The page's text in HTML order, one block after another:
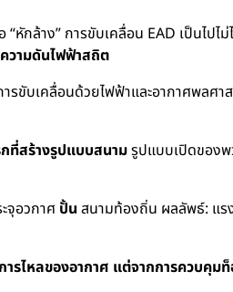
กล้าง” การขับเคลื่อน EAD เป็นไป
วามดันไฟฟ้าสถิต
รขับเคลื่อนด้วยไฟฟ้าและอากาศพลศา
ที่สร้างรูปแบบสนามรูปแบบเปิดของ
จุอวกาศ ปั้น สนามท้องถิ่น ผลลัพธ์: แร
รไหลของอากาศ แต่จากการควบคุม